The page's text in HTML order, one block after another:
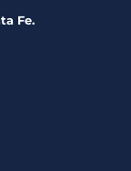
Fe.